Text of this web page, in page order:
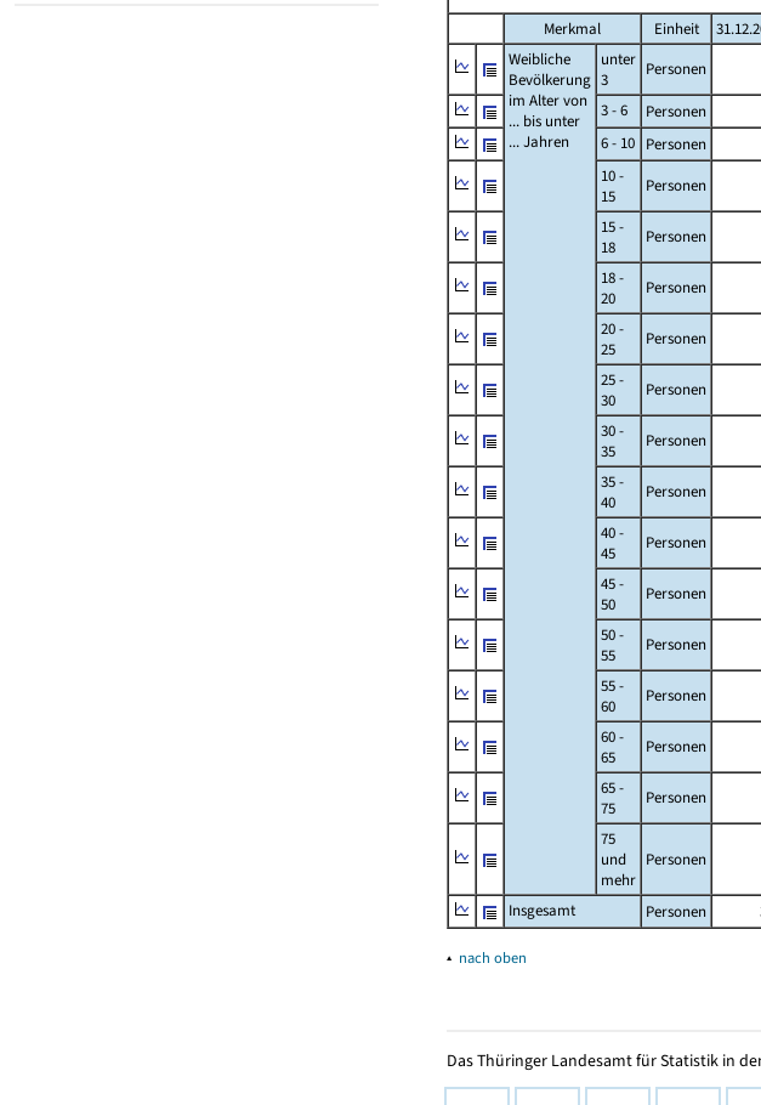
Merkmal Einheit
Weibliche
Bevölkerung
im Alter von
... bis unter
... Jahren
unter
3
Personen
3 - 6
Personen
6 - 10 Personen
10 -
15
Personen
15 -
18
Personen
18 -
20
Personen
20 -
25
Personen
25 -
30
Personen
30 -
35
Personen
35 -
40
Personen
40 -
45
Personen
45 -
50
Personen
50 -
55
Personen
55 -
60
Personen
60 -
65
Personen
65 -
75
Personen
75
und
mehr
Personen
Insgesamt Personen
▴ nach oben
Das Thüringer Landesamt für Statistik in